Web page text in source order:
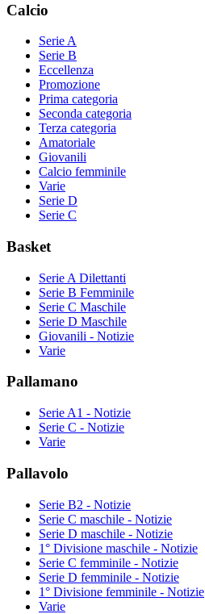
Calcio
Serie A
Serie B
Eccellenza
Promozione
Prima categoria
Seconda categoria
Terza categoria
Amatoriale
Giovanili
Calcio femminile
Varie
Serie D
Serie C
Basket
Serie A Dilettanti
Serie B Femminile
Serie C Maschile
Serie D Maschile
Giovanili - Notizie
Varie
Pallamano
Serie A1 - Notizie
Serie C - Notizie
Varie
Pallavolo
Serie B2 - Notizie
Serie C maschile - Notizie
Serie D maschile - Notizie
1° Divisione maschile - Notizie
Serie C femminile - Notizie
Serie D femminile - Notizie
1° Divisione femminile - Notizie
Varie